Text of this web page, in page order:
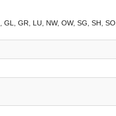
GL GR LU NW OW SG SH SO